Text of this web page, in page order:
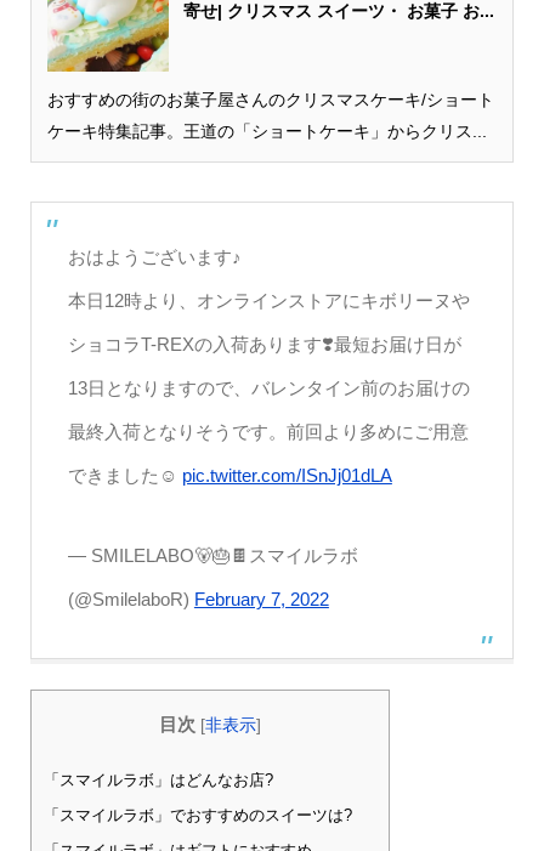
寄せ| クリスマス スイーツ・ お菓子 お...
おすすめの街のお菓子屋さんのクリスマスケーキ/ショート
ケーキ特集記事。王道の「ショートケーキ」からクリス...
おはようございます♪
本日12時より、オンラインストアにキボリーヌや
ショコラT-REXの入荷あります❣️最短お届け日が
13日となりますので、バレンタイン前のお届けの
最終入荷となりそうです。前回より多めにご用意
できました☺️ pic.twitter.com/ISnJj01dLA
— SMILELABO🐻🎂🍫スマイルラボ
(@SmilelaboR) February 7, 2022
目次 [非表示]
「スマイルラボ」はどんなお店?
「スマイルラボ」でおすすめのスイーツは?